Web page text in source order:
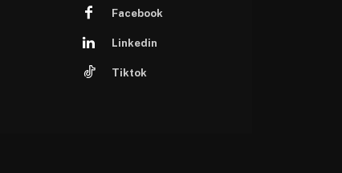
Facebook
Linkedin
Tiktok